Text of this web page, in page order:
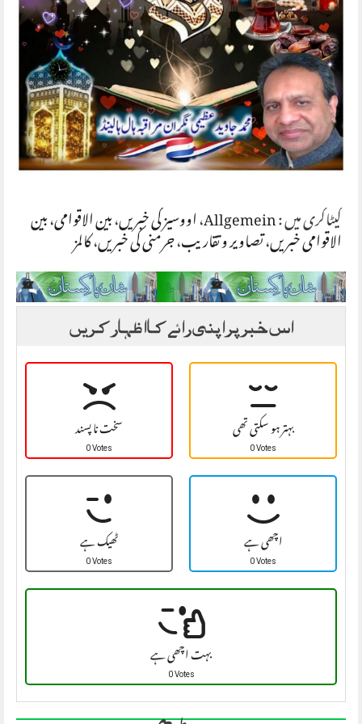
کیٹاگری میں :Allgemein،اووسیز کی خبریں،بین الاقوامی،بین الاقوامی خبریں،تصاویر و تقاریب،جرمنی کی خبریں،کالمز
اس خبر پر اپنی رائے کا اظہار کریں
سخت نا پسند
0 Votes بہتر ہو سکتی تھی
0 Votes
ٹھیک ہے
0 Votes اچھی ہے
0 Votes
بہت اچھی ہے
0 Votes